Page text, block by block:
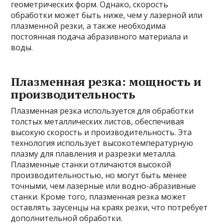
геометрических форм. Однако, скорость
обработки может быть ниже, чем у лазерной или
плазменной резки, а также необходима
постоянная подача абразивного материала и
воды.
Плазменная резка: мощность и
производительность
Плазменная резка используется для обработки
толстых металлических листов, обеспечивая
высокую скорость и производительность. Эта
технология использует высокотемпературную
плазму для плавления и разрезки металла.
Плазменные станки отличаются высокой
производительностью, но могут быть менее
точными, чем лазерные или водно-абразивные
станки. Кроме того, плазменная резка может
оставлять заусенцы на краях резки, что потребует
дополнительной обработки.